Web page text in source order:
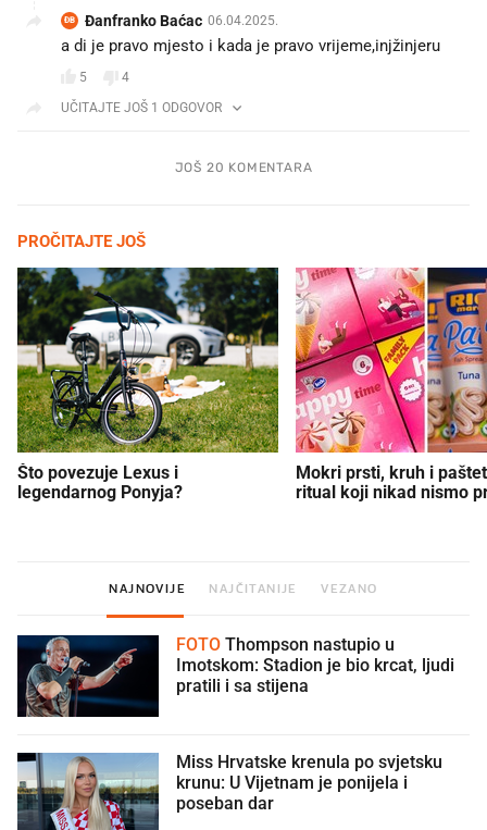
ĐB Đanfranko Baćac 06.04.2025.
a di je pravo mjesto i kada je pravo vrijeme,injžinjeru
5
4
UČITAJTE JOŠ 1 ODGOVOR
JOŠ 20 KOMENTARA
PROČITAJTE JOŠ
Što povezuje Lexus i
legendarnog Ponyja?
Mokri prsti, kruh i
ritual koji nikad nismo
NAJNOVIJE NAJČITANIJE VEZANO
FOTO
Imotskom: Stadion je bio krcat, ljudi
pratili i sa stijena
Miss Hrvatske krenula po svjetsku
krunu: U Vijetnam je ponijela i
poseban dar